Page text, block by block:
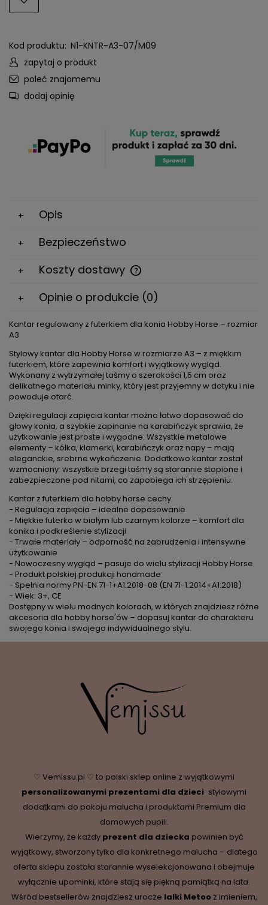
Kod produktu: N1-KNTR-A3-07/M09
zapytaj o produkt
poleć znajomemu
dodaj opinię
Opis
Bezpieczeństwo
Koszty dostawy
Cena nie zawiera ewentualnych kosztów płatności
Opinie o produkcie (0)
Kantar regulowany z futerkiem dla konia Hobby Horse – rozmiar
A3
Stylowy kantar dla Hobby Horse w rozmiarze A3 – z miękkim
futerkiem, które zapewnia komfort i wyjątkowy wygląd.
Wykonany z wytrzymałej taśmy o szerokości 1,5 cm oraz
delikatnego materiału minky, który jest przyjemny w dotyku i nie
powoduje otarć.
Dzięki regulacji zapięcia kantar można łatwo dopasować do
głowy konia, a szybkie zapinanie na karabińczyk sprawia, że
użytkowanie jest proste i wygodne. Wszystkie metalowe
elementy – kółka, klamerki, karabińczyk oraz napy – mają
eleganckie, srebrne wykończenie. Dodatkowo kantar został
wzmocniony: wszystkie brzegi taśmy są starannie stopione i
zabezpieczone pod nitami, co zapobiega ich strzępieniu.
Kantar z futerkiem dla hobby horse cechy:
- Regulacja zapięcia – idealne dopasowanie
- Miękkie futerko w białym lub czarnym kolorze – komfort dla
konika i podkreślenie stylizacji
- Trwałe materiały – odporność na zabrudzenia i intensywne
użytkowanie
- Nowoczesny wygląd – pasuje do wielu stylizacji Hobby Horse
- Produkt polskiej produkcji handmade
- Spełnia normy PN-EN 71-1+A1:2018-08 (EN 71-1:2014+A1:2018)
- Wiek: 3+, CE
Dostępny w wielu modnych kolorach, w których znajdziesz różne
akcesoria dla hobby horse'ów – dopasuj kantar do charakteru
swojego konia i swojego indywidualnego stylu.
♡ Vemissu.pl ♡ to polski sklep online z wyjątkowymi
personalizowanymi prezentami dla dzieci, stylowymi
dodatkami do pokoju malucha i produktami Premium dla
domowych pupili.
Wierzymy, że każdy prezent dla dziecka powinien być
wyjątkowy, stworzony tylko dla konkretnego malucha – dlatego
oferta sklepu została starannie wyselekcjonowana i obejmuje
wyłącznie upominki, które stają się piękną pamiątką na lata.
Wśród bestsellerów znajdziesz urocze lalki Metoo z imieniem,